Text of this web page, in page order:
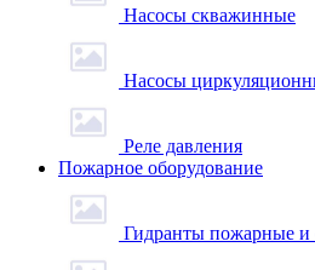
Насосы скважинные
Насосы
Реле давления
Пожарное оборудование
Гидранты пожарные и